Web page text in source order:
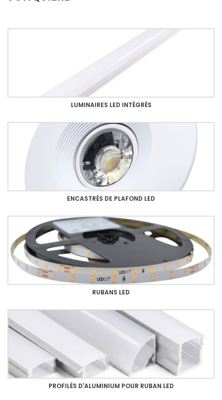
LUMINAIRES LED INTÉGRÉS
ENCASTRÉS DE PLAFOND LED
RUBANS LED
PROFILÉS D'ALUMINIUM POUR RUBAN LED